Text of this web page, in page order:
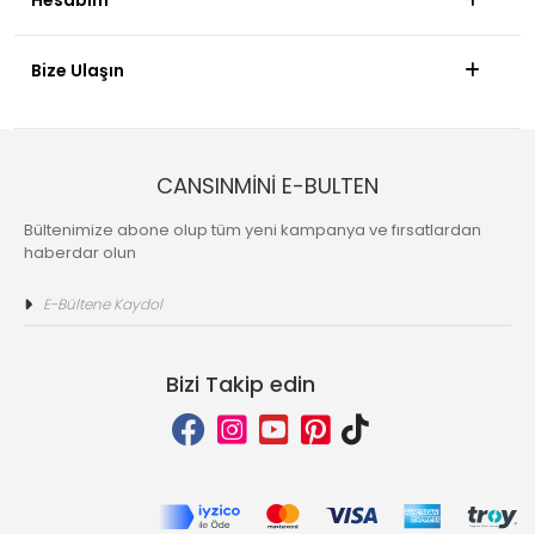
Bize Ulaşın
CANSINMİNİ E-BULTEN
Bültenimize abone olup tüm yeni kampanya ve fırsatlardan
haberdar olun
Bizi Takip edin